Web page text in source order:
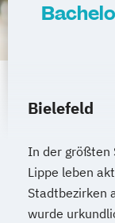
Bielefeld
In der größten
Lippe leben
Stadtbezirken
wurde